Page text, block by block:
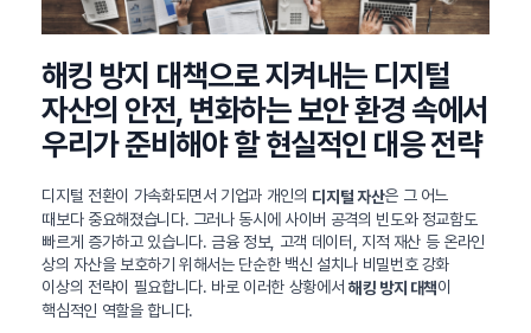
해킹 방지 대책으로 지켜내는 디지털
자산의 안전, 변화하는 보안 환경 속에서
우리가 준비해야 할 현실적인 대응 전략
디지털 전환이 가속화되면서 기업과 개인의 디지털 자산은 그 어느
때보다 중요해졌습니다. 그러나 동시에 사이버 공격의 빈도와 정교함도
빠르게 증가하고 있습니다. 금융 정보, 고객 데이터, 지적 재산 등 온라인
상의 자산을 보호하기 위해서는 단순한 백신 설치나 비밀번호 강화
이상의 전략이 필요합니다. 바로 이러한 상황에서 해킹 방지 대책이
핵심적인 역할을 합니다.